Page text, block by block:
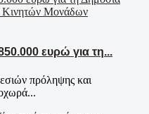
ευρώ για τη...
πρόληψης και